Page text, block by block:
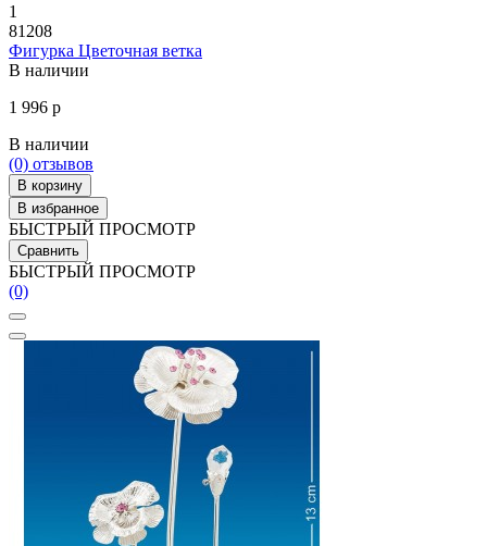
1
81208
Фигурка Цветочная ветка
В наличии
1 996 р
В наличии
(0) отзывов
В корзину
В избранное
БЫСТРЫЙ ПРОСМОТР
Сравнить
БЫСТРЫЙ ПРОСМОТР
(0)